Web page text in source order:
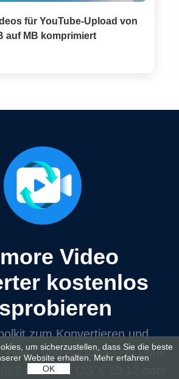
für YouTube-Upload von
auf MB komprimiert
Video
kostenlos
zum Konvertieren und
und Audiodateien unter
8/7 und Mac OS X 10.12 oder
um sicherzustellen, dass Sie die beste
Website erhalten. Mehr erfahren
OK